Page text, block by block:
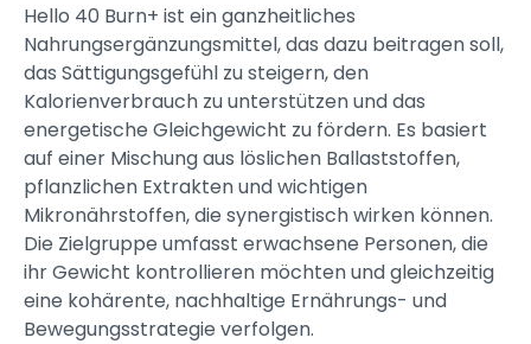
Hello 40 Burn+ ist ein ganzheitliches
Nahrungsergänzungsmittel, das dazu beitragen soll,
das Sättigungsgefühl zu steigern, den
Kalorienverbrauch zu unterstützen und das
energetische Gleichgewicht zu fördern. Es basiert
auf einer Mischung aus löslichen Ballaststoffen,
pflanzlichen Extrakten und wichtigen
Mikronährstoffen, die synergistisch wirken können.
Die Zielgruppe umfasst erwachsene Personen, die
ihr Gewicht kontrollieren möchten und gleichzeitig
eine kohärente, nachhaltige Ernährungs- und
Bewegungsstrategie verfolgen.